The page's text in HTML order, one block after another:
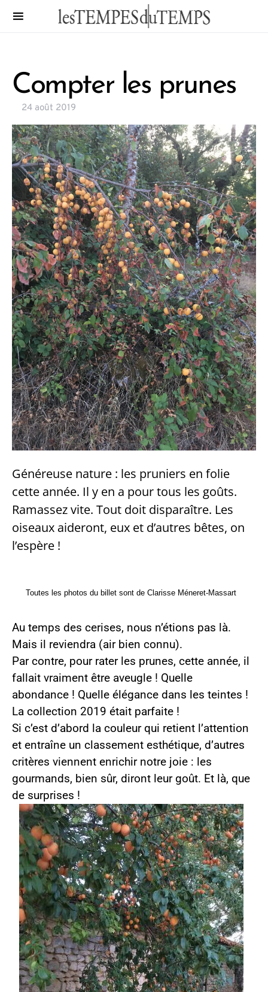
Compter les prunes
24 août 2019
Généreuse nature : les pruniers en folie
cette année. Il y en a pour tous les goûts.
Ramassez vite. Tout doit disparaître. Les
oiseaux aideront, eux et d’autres bêtes, on
l’espère !
Toutes les photos du billet sont de Clarisse Méneret-Massart
Au temps des cerises, nous n’étions pas là.
Mais il reviendra (air bien connu).
Par contre, pour rater les prunes, cette année, il
fallait vraiment être aveugle ! Quelle
abondance ! Quelle élégance dans les teintes !
La collection 2019 était parfaite !
Si c’est d’abord la couleur qui retient l’attention
et entraîne un classement esthétique, d’autres
critères viennent enrichir notre joie : les
gourmands, bien sûr, diront leur goût. Et là, que
de surprises !